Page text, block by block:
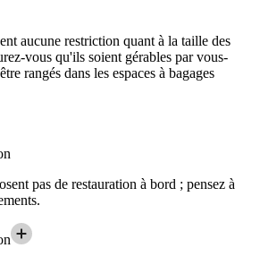
aucune restriction quant à la taille des
vous qu'ils soient gérables par vous-
rangés dans les espaces à bagages
pas de restauration à bord ; pensez à